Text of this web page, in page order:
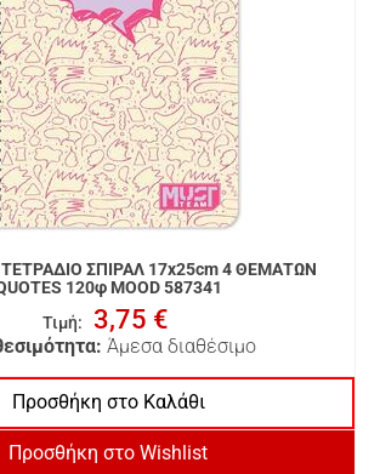
ΤΕΤΡΑΔΙΟ ΣΠΙΡΑΛ 17x25cm 4 ΘΕΜΑΤΩΝ
120φ MOOD 587341
Τιμή: 3,75 €
Άμεσα διαθέσιμο
Προσθήκη στο Καλάθι
Προσθήκη στο Wishlist